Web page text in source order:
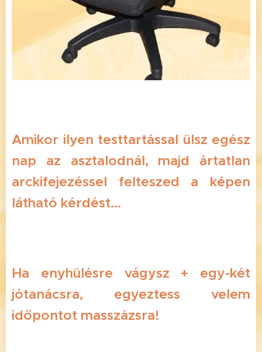
Amikor ilyen testtartással ülsz egész
nap az asztalodnál, majd ártatlan
arckifejezéssel felteszed a képen
látható kérdést...
Ha enyhülésre vágysz + egy-két
jótanácsra, egyeztess velem
időpontot masszázsra!